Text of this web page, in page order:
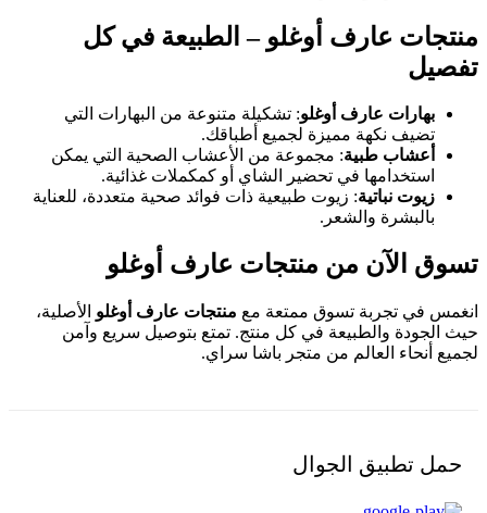
منتجات عارف أوغلو – الطبيعة في كل
تفصيل
بهارات عارف أوغلو: تشكيلة متنوعة من البهارات التي
تضيف نكهة مميزة لجميع أطباقك.
أعشاب طبية: مجموعة من الأعشاب الصحية التي يمكن
استخدامها في تحضير الشاي أو كمكملات غذائية.
زيوت نباتية: زيوت طبيعية ذات فوائد صحية متعددة، للعناية
بالبشرة والشعر.
تسوق الآن من منتجات عارف أوغلو
انغمس في تجربة تسوق ممتعة مع منتجات عارف أوغلو الأصلية،
حيث الجودة والطبيعة في كل منتج. تمتع بتوصيل سريع وآمن
لجميع أنحاء العالم من متجر باشا سراي.
حمل تطبيق الجوال